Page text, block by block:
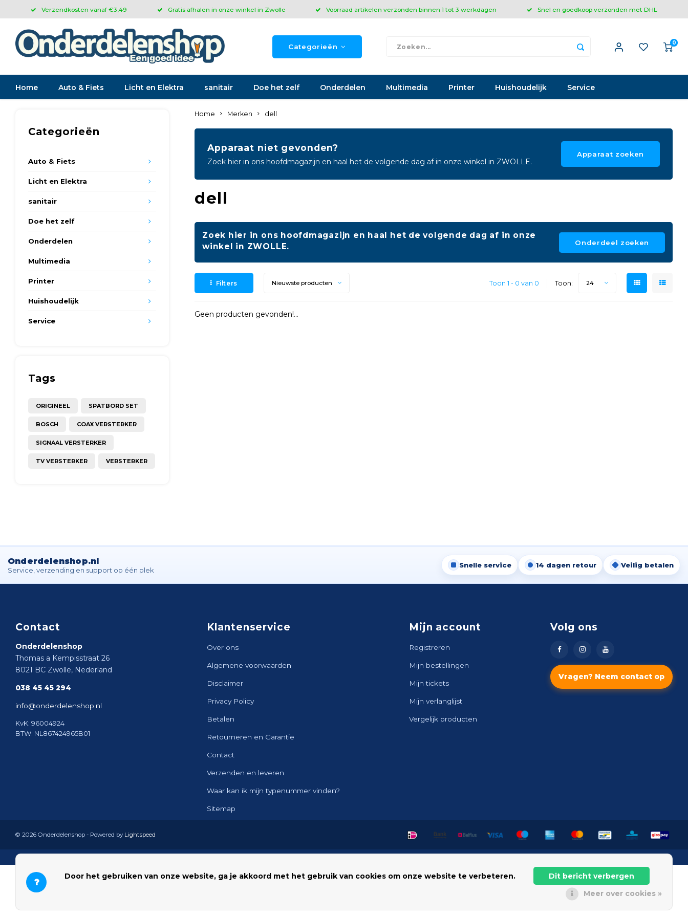
Verzendkosten vanaf €3,49 Gratis afhalen in onze winkel in Zwolle Voorraad artikelen verzonden binnen 1 tot 3 werkdagen Snel en goedkoop verzonden met DHL
Categorieën 0
Home Auto & Fiets Licht en Elektra sanitair Doe het zelf Onderdelen Multimedia Printer Huishoudelijk Service
Categorieën
Auto & Fiets
Licht en Elektra
sanitair
Doe het zelf
Onderdelen
Multimedia
Printer
Huishoudelijk
Service
Tags
ORIGINEEL SPATBORD SET
BOSCH COAX VERSTERKER
SIGNAAL VERSTERKER
TV VERSTERKER VERSTERKER
Home Merken dell
Apparaat niet gevonden?
Zoek hier in ons hoofdmagazijn en haal het de volgende dag af in onze winkel in ZWOLLE.
Apparaat zoeken
dell
Zoek hier in ons hoofdmagazijn en haal het de volgende dag af in onze
winkel in ZWOLLE.
Onderdeel zoeken
Filters Nieuwste producten Toon 1 - 0 van 0 Toon: 24
Geen producten gevonden!...
Onderdelenshop.nl
Service, verzending en support op één plek
Snelle service 14 dagen retour Veilig betalen
Contact
Onderdelenshop
Thomas a Kempisstraat 26
8021 BC Zwolle, Nederland
038 45 45 294
info@onderdelenshop.nl
KvK: 96004924
BTW: NL867424965B01
Klantenservice
Over ons
Algemene voorwaarden
Disclaimer
Privacy Policy
Betalen
Retourneren en Garantie
Contact
Verzenden en leveren
Waar kan ik mijn typenummer vinden?
Sitemap
Mijn account
Registreren
Mijn bestellingen
Mijn tickets
Mijn verlanglijst
Vergelijk producten
Volg ons
Vragen? Neem contact op
© 2026 Onderdelenshop - Powered by Lightspeed
Door het gebruiken van onze website, ga je akkoord met het gebruik van cookies om onze website te verbeteren.
Dit bericht verbergen
Meer over cookies »